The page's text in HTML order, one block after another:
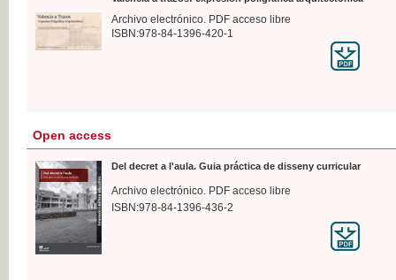
Archivo electrónico. PDF acceso libre
ISBN:978-84-1396-420-1
Open access
Del decret a l'aula. Guia práctica de disseny curricular
Archivo electrónico. PDF acceso libre
ISBN:978-84-1396-436-2